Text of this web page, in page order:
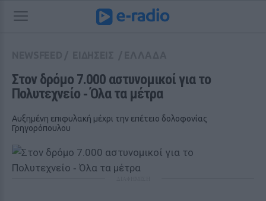
Στον δρόμο 7.000 αστυνομικοί για το
Πολυτεχνείο ‑ Όλα τα μέτρα
Αυξημένη επιφυλακή μέχρι την επέτειο δολοφονίας
Γρηγορόπουλου